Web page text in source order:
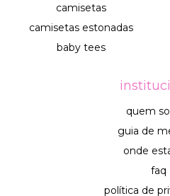
camisetas
camisetas estonadas
baby tees
quem
guia de
onde
faq
política de